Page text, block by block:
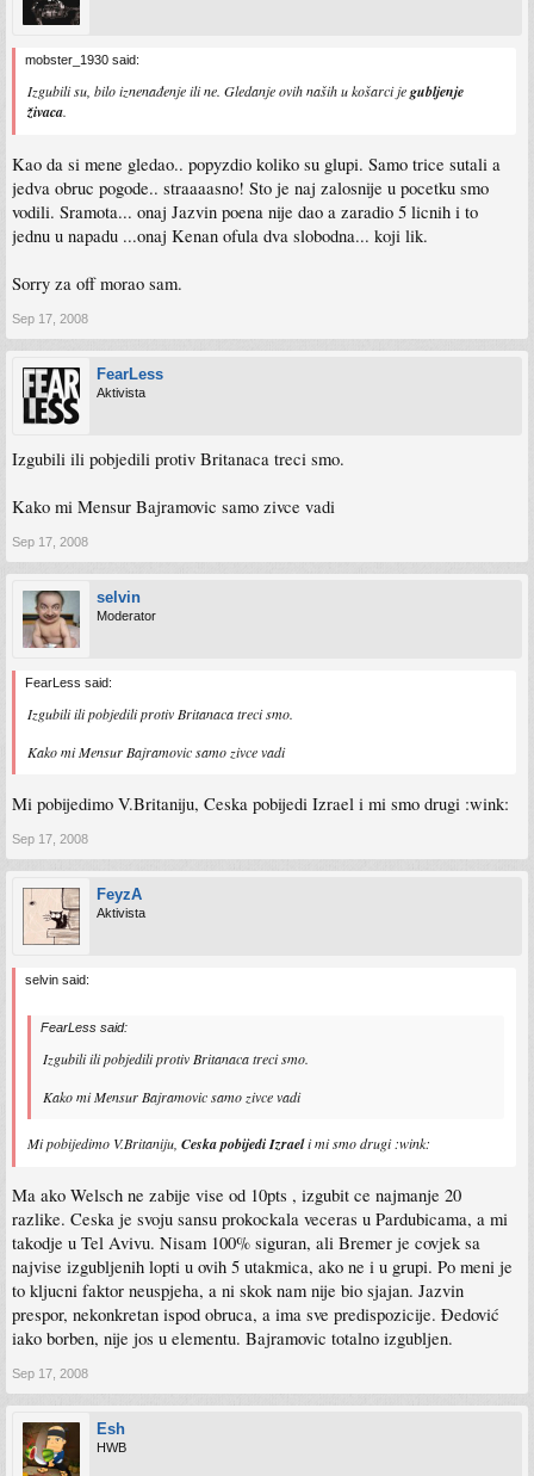
mobster_1930 said:
Izgubili su, bilo iznenađenje ili ne. Gledanje ovih naših u košarci jegubljenje
živaca.
Kao da si mene gledao.. popyzdio koliko su glupi. Samo trice sutali a
jedva obruc pogode.. straaaasno! Sto je naj zalosnije u pocetku smo
vodili. Sramota... onaj Jazvin poena nije dao a zaradio 5 licnih i to
jednu u napadu ...onaj Kenan ofula dva slobodna... koji lik.
Sorry za off morao sam.
Sep 17, 2008
FearLess
Aktivista
Izgubili ili pobjedili protiv Britanaca treci smo.
Kako mi Mensur Bajramovic samo zivce vadi
Sep 17, 2008
selvin
Moderator
FearLess said:
Izgubili ili pobjedili protiv Britanaca treci smo.
Kako mi Mensur Bajramovic samo zivce vadi
Mi pobijedimo V.Britaniju, Ceska pobijedi Izrael i mi smo drugi :wink:
Sep 17, 2008
FeyzA
Aktivista
selvin said:
FearLess said:
Izgubili ili pobjedili protiv Britanaca treci smo.
Kako mi Mensur Bajramovic samo zivce vadi
Mi pobijedimo V.Britaniju, Ceska pobijedi Izraeli mi smo drugi :wink:
Ma ako Welsch ne zabije vise od 10pts , izgubit ce najmanje 20
razlike. Ceska je svoju sansu prokockala veceras u Pardubicama, a mi
takodje u Tel Avivu. Nisam 100% siguran, ali Bremer je covjek sa
najvise izgubljenih lopti u ovih 5 utakmica, ako ne i u grupi. Po meni je
to kljucni faktor neuspjeha, a ni skok nam nije bio sjajan. Jazvin
prespor, nekonkretan ispod obruca, a ima sve predispozicije. Đedović
iako borben, nije jos u elementu. Bajramovic totalno izgubljen.
Sep 17, 2008
Esh
HWB